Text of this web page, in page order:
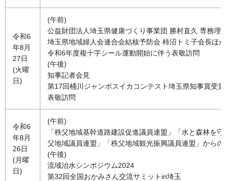
令和6
年8月
27日
(火曜
日)
(午前)
公益財団法人埼玉県健康づくり事業団 勝村直久 専務理
埼玉県地域婦人会連合会結核予防会 柿沼トミ子会長ほ
令和6年度複十字シール運動開始に伴う表敬訪問
(午後)
知事記者会見
第17回桶川ジャンボスイカコンテスト埼玉県知事賞受
表敬訪問
令和6
年8月
26日
(月曜
日)
(午前)
「秩父地域基幹道路建設促進議員連盟」「水と森林を守
父地域議員連盟」「秩父地域観光振興議員連盟」からの
(午後)
流域治水シンポジウム2024
第32回全国おかみさん交流サミットin埼玉